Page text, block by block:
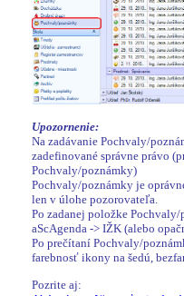
Upozornenie:
Na zadávanie Pochvaly/
zadefinované správne právo
Pochvaly/poznámky)
Pochvaly/poznámky je
len v úlohe pozorovateľa.
Po zadanej položke
aScAgenda -> IŽK (alebo
Po prečítaní Pochvaly/
farebnosť ikony na šedú,
Pozrite aj: